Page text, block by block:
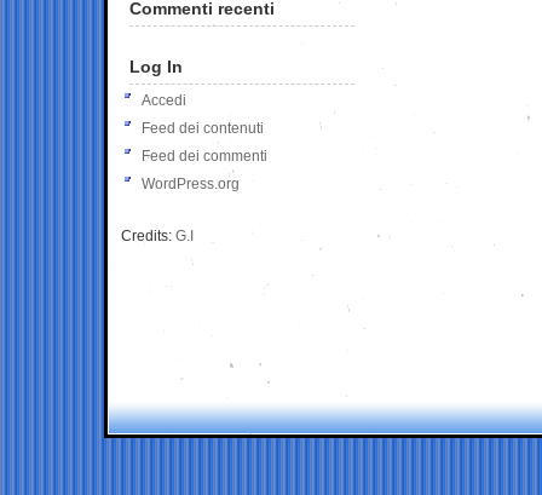
Commenti recenti
Log In
Accedi
Feed dei contenuti
Feed dei commenti
WordPress.org
Credits: G.I